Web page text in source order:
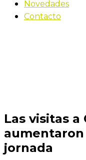
Novedades
Contacto
Las visitas a
aumentaron
jornada